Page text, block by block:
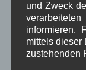
Wurstwaren,
Mit Bildern
Weiterlesen
und Zweck
informieren.
mittels dieser
zustehenden